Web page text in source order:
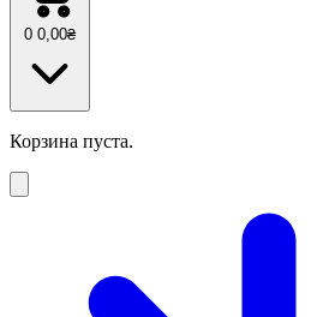
0 0 ,00₴
Корзина пуста.